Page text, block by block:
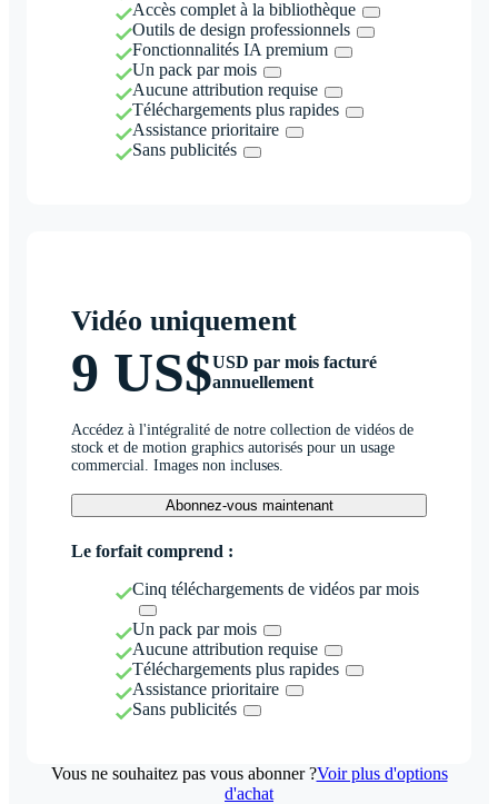
Accès complet à la bibliothèque
Outils de design professionnels
Fonctionnalités IA premium
Un pack par mois
Aucune attribution requise
Téléchargements plus rapides
Assistance prioritaire
Sans publicités
Vidéo uniquement
9 US$USD par mois facturé
annuellement
Accédez à l'intégralité de notre collection de vidéos de
stock et de motion graphics autorisés pour un usage
commercial. Images non incluses.
Abonnez-vous maintenant
Le forfait comprend :
Cinq téléchargements de vidéos par mois
Un pack par mois
Aucune attribution requise
Téléchargements plus rapides
Assistance prioritaire
Sans publicités
Vous ne souhaitez pas vous abonner ?Voir plus d'options
d'achat